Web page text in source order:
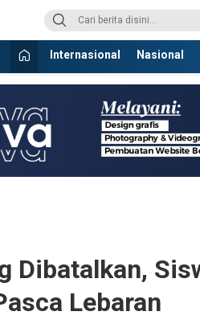
Internasional Nasional
Dibatalkan,
Lebaran